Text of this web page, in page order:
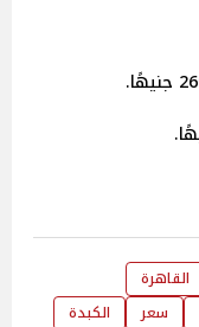
القاهرة
سعر
الكبدة